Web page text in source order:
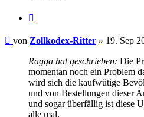
Beitrag
von Zollkodex-Ritter » 19. Sep
Ragga hat geschrieben: Die
momentan noch ein Problem
wird sich die kaufwütige
und von Bestellungen dieser
und sogar überfällig ist diese
alle mal.